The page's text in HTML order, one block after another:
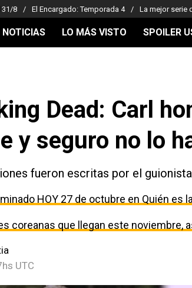
31/8 El Encargado: Temporada 4 La mejor serie
LO MÁS VISTO SPOILER
Dead: Carl
y seguro no lo
fueron escritas por el
HOY 27 de octubre en Quién es
coreanas que llegan este noviembre,
UTC